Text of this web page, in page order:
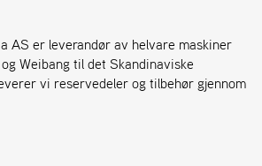
AS er leverandør av helvare maskiner
Weibang til det Skandinaviske
vi reservedeler og tilbehør gjennom